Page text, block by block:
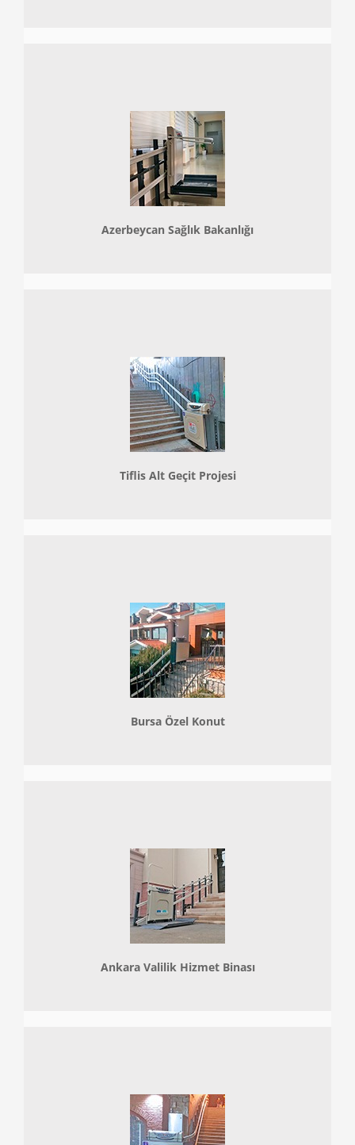
Azerbeycan Sağlık Bakanlığı
Tiflis Alt Geçit Projesi
Bursa Özel Konut
Ankara Valilik Hizmet Binası